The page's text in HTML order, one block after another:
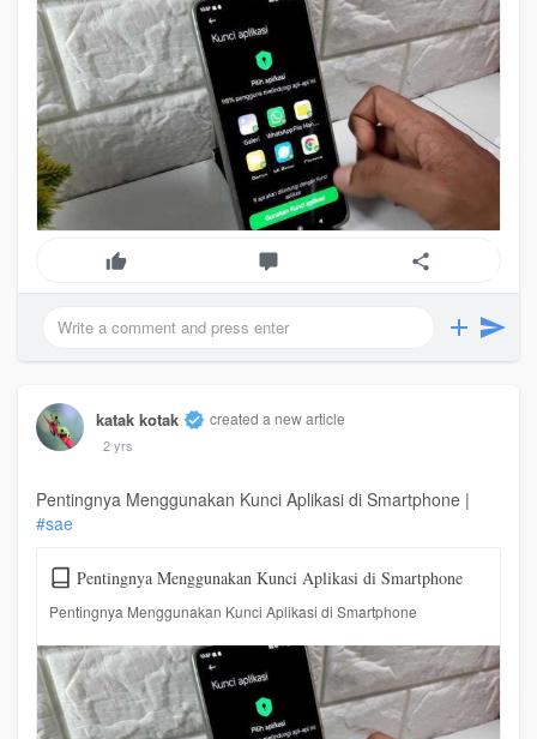
katak kotak created a new article
2 yrs
Pentingnya Menggunakan Kunci Aplikasi di Smartphone |
#sae
Pentingnya Menggunakan Kunci Aplikasi di Smartphone
Pentingnya Menggunakan Kunci Aplikasi di Smartphone